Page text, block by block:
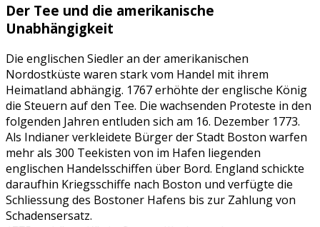
Der Tee und die amerikanische
Unabhängigkeit
Die englischen Siedler an der amerikanischen
Nordostküste waren stark vom Handel mit ihrem
Heimatland abhängig. 1767 erhöhte der englische König
die Steuern auf den Tee. Die wachsenden Proteste in den
folgenden Jahren entluden sich am 16. Dezember 1773.
Als Indianer verkleidete Bürger der Stadt Boston warfen
mehr als 300 Teekisten von im Hafen liegenden
englischen Handelsschiffen über Bord. England schickte
daraufhin Kriegsschiffe nach Boston und verfügte die
Schliessung des Bostoner Hafens bis zur Zahlung von
Schadensersatz.